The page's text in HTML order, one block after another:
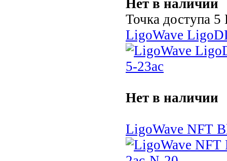
Нет в наличии
Точка доступа
LigoWave
Нет в наличии
LigoWave NFT